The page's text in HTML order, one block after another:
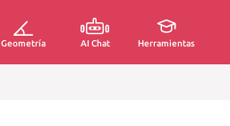
Geometría AI Chat Herramientas